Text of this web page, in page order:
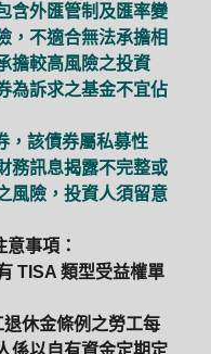
金 月配息
含外匯管制及匯率變
，不適合無法承擔相
擔較高風險之投資
為訴求之基金不宜佔
，該債券屬私募性
務訊息揭露不完整或
風險，投資人須留意
事項：
TISA 類型受益權單
休金條例之勞工每
係以自有資金定期定